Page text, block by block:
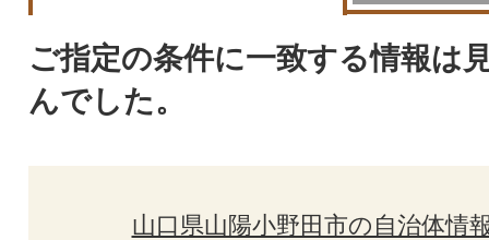
ご指定の条件に一致する情報は
んでした。
山口県山陽小野田市の自治体情